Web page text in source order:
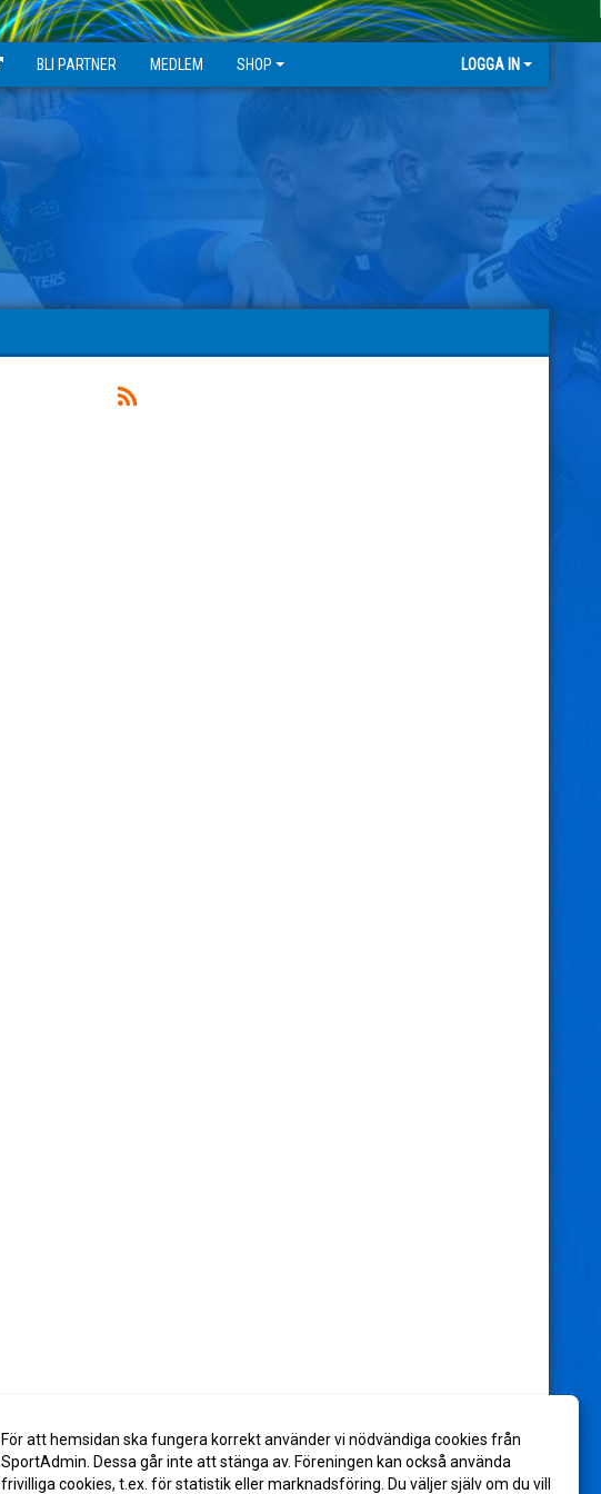
BLI PARTNER MEDLEM SHOP LOGGA IN
För att hemsidan ska fungera korrekt använder vi nödvändiga cookies från
SportAdmin. Dessa går inte att stänga av. Föreningen kan också använda
frivilliga cookies, t.ex. för statistik eller marknadsföring. Du väljer själv om du vill